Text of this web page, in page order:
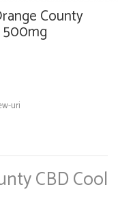
County
500mg
uri
CBD Cool